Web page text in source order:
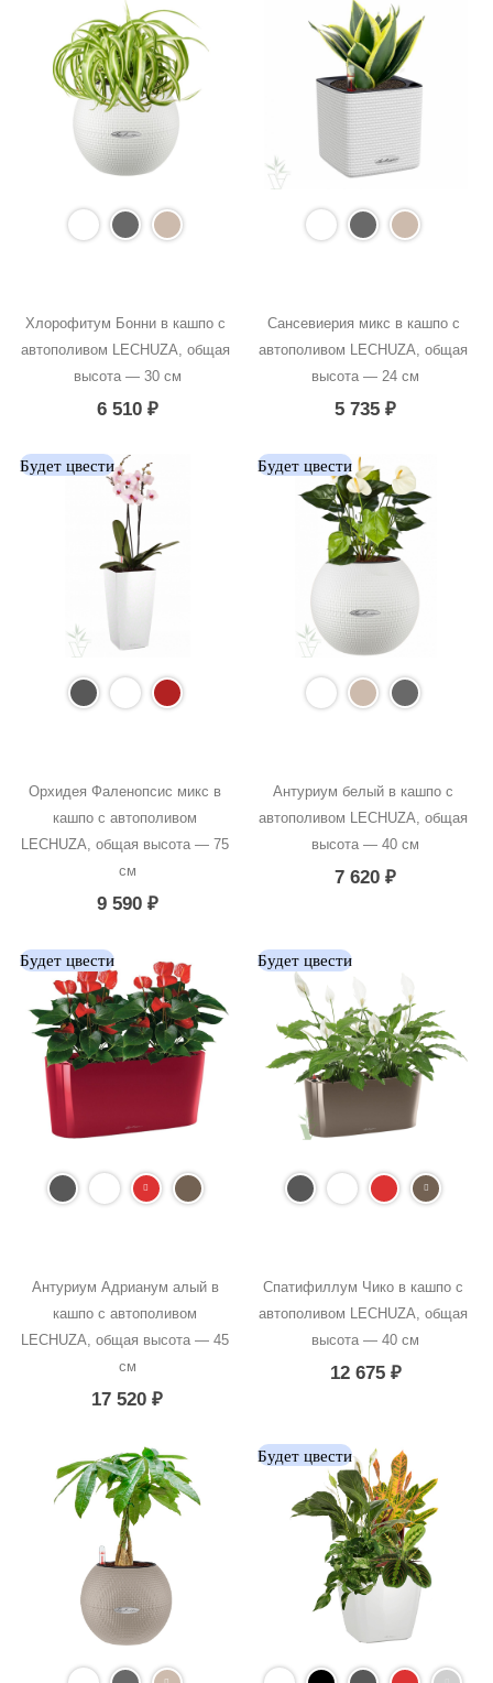
Хлорофитум Бонни в кашпо с
автополивом LECHUZA, общая
высота — 30 см
6 510 ₽
Сансевиерия микс в кашпо с
автополивом LECHUZA, общая
высота — 24 см
5 735₽
Будет цвести
Орхидея Фаленопсис микс в
кашпо с автополивом
LECHUZA, общая высота — 75
см
9 590 ₽
Будет цвести
Антуриум белый в кашпо с
автополивом LECHUZA, общая
высота — 40 см
7 620₽
Будет цвести
Антуриум Адрианум алый в
кашпо с автополивом
LECHUZA, общая высота — 45
см
17 520₽
Будет цвести
Спатифиллум Чико в кашпо с
автополивом LECHUZA, общая
высота — 40 см
12 675 ₽
Будет цвести